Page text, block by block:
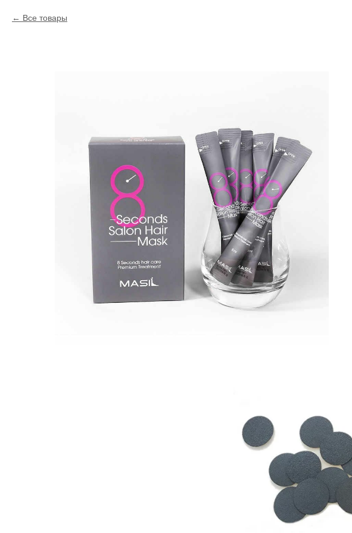
Все товары